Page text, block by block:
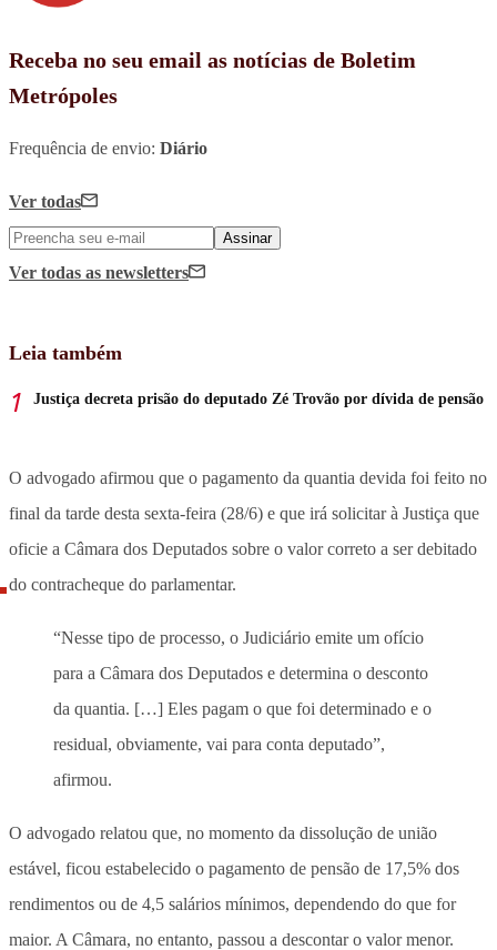
Receba no seu email as notícias de Boletim
Metrópoles
Frequência de envio: Diário
Ver todas
Assinar
Ver todas as newsletters
Leia também
Justiça decreta prisão do deputado Zé Trovão por dívida de pensão
O advogado afirmou que o pagamento da quantia devida foi feito no
final da tarde desta sexta-feira (28/6) e que irá solicitar à Justiça que
oficie a Câmara dos Deputados sobre o valor correto a ser debitado
do contracheque do parlamentar.
“Nesse tipo de processo, o Judiciário emite um ofício
para a Câmara dos Deputados e determina o desconto
da quantia. […] Eles pagam o que foi determinado e o
residual, obviamente, vai para conta deputado”,
afirmou.
O advogado relatou que, no momento da dissolução de união
estável, ficou estabelecido o pagamento de pensão de 17,5% dos
rendimentos ou de 4,5 salários mínimos, dependendo do que for
maior. A Câmara, no entanto, passou a descontar o valor menor.